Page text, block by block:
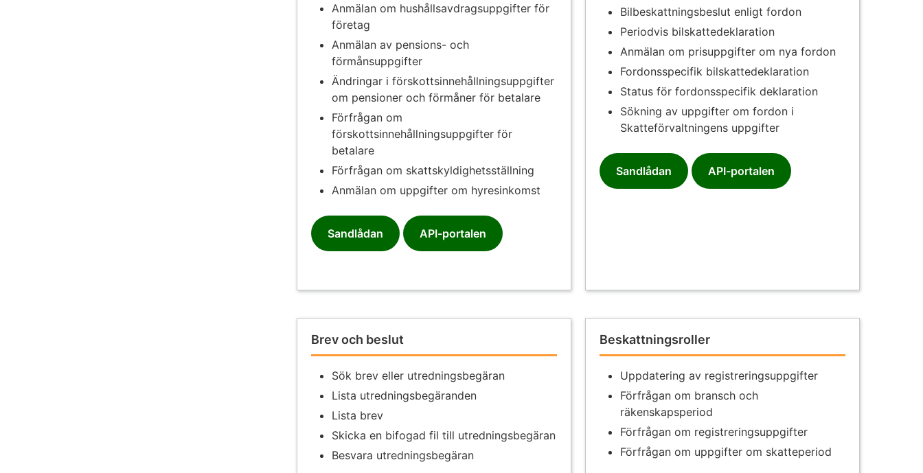
Anmälan om hushållsavdragsuppgifter för
företag
Anmälan av pensions- och
förmånsuppgifter
Ändringar i förskottsinnehållningsuppgifter
om pensioner och förmåner för betalare
Förfrågan om
förskottsinnehållningsuppgifter för
betalare
Förfrågan om skattskyldighetsställning
Anmälan om uppgifter om hyresinkomst
Sandlådan API-portalen
Bilbeskattningsbeslut enligt fordon
Periodvis bilskattedeklaration
Anmälan om prisuppgifter om nya fordon
Fordonsspecifik bilskattedeklaration
Status för fordonsspecifik deklaration
Sökning av uppgifter om fordon i
Skatteförvaltningens uppgifter
Sandlådan API-portalen
Brev och beslut
Sök brev eller utredningsbegäran
Lista utredningsbegäranden
Lista brev
Skicka en bifogad fil till utredningsbegäran
Besvara utredningsbegäran
Beskattningsroller
Uppdatering av registreringsuppgifter
Förfrågan om bransch och
räkenskapsperiod
Förfrågan om registreringsuppgifter
Förfrågan om uppgifter om skatteperiod